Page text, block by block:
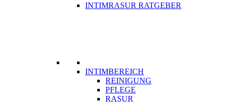
INTIMRASUR RATGEBER
INTIMBEREICH
REINIGUNG
PFLEGE
RASUR